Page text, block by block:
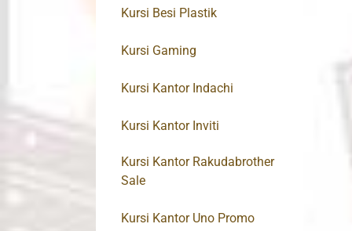
Kursi Besi Plastik
Kursi Gaming
Kursi Kantor Indachi
Kursi Kantor Inviti
Kursi Kantor Rakudabrother
Sale
Kursi Kantor Uno Promo